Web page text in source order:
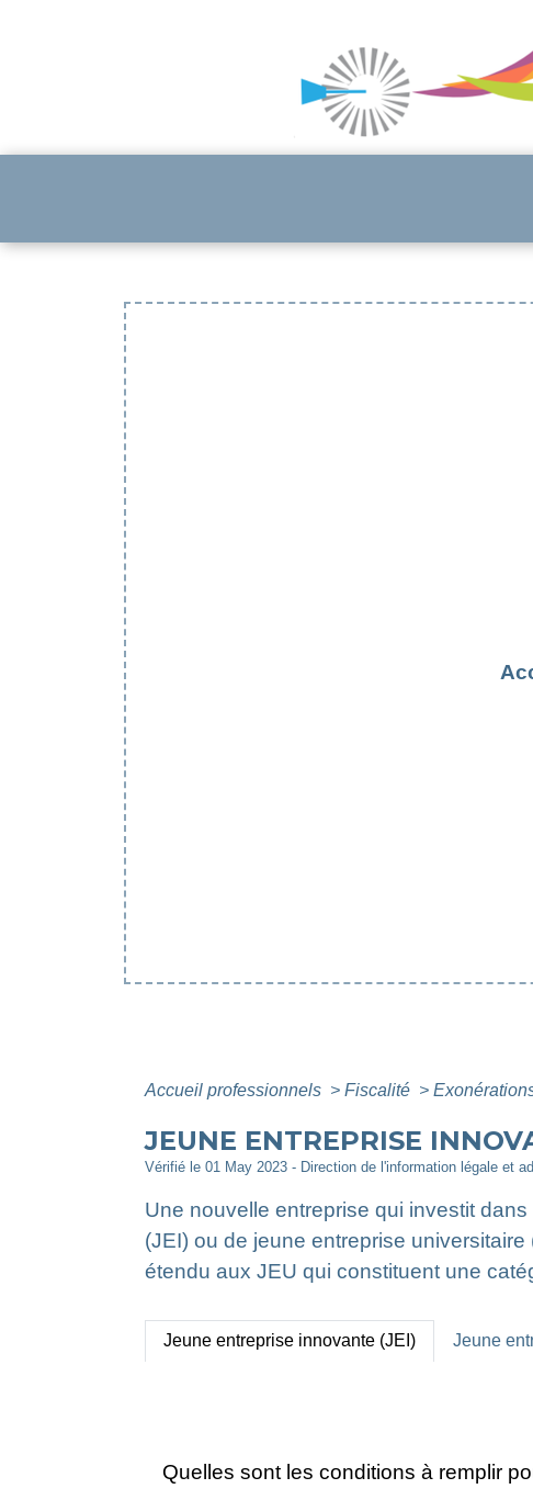
Accueil professionnels > Fiscalité >
JEUNE ENTREPRISE
Vérifié le 01 May 2023 - Direction de l'information légale et
Une nouvelle entreprise qui investit
(JEI) ou de jeune entreprise
étendu aux JEU qui constituent une
Jeune entreprise innovante (JEI) Jeune
Quelles sont les conditions à remplir